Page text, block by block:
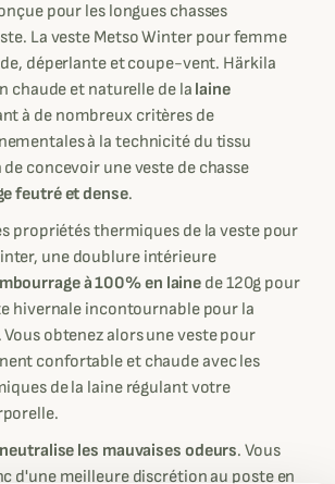
pour les longues chasses
La veste Metso Winter pour femme
déperlante et coupe-vent. Härkila
chaude et naturelle de la laine
à de nombreux critères de
à la technicité du tissu
concevoir une veste de chasse
feutré et dense.
propriétés thermiques de la veste pour
une doublure intérieure
à 100% en laine de 120g pour
hivernale incontournable pour la
Vous obtenez alors une veste pour
confortable et chaude avec les
de la laine régulant votre
neutralise les mauvaises odeurs. Vous
d'une meilleure discrétion au poste en